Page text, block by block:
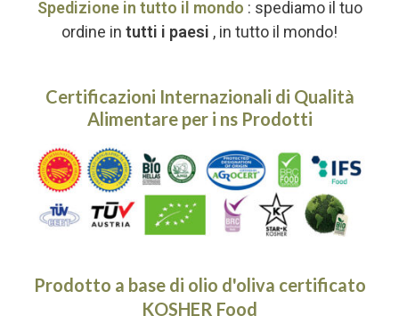
Spedizione in tutto il mondo : spediamo il tuo
ordine in tutti i paesi , in tutto il mondo!
Certificazioni Internazionali di Qualità
Alimentare per i nsProdotti
Prodotto a base di olio d'oliva certificato
KOSHER Food